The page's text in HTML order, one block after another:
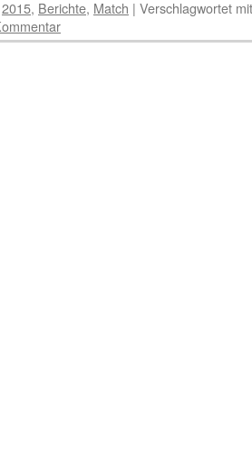
2015, Berichte, Match | Verschlagwortet mit